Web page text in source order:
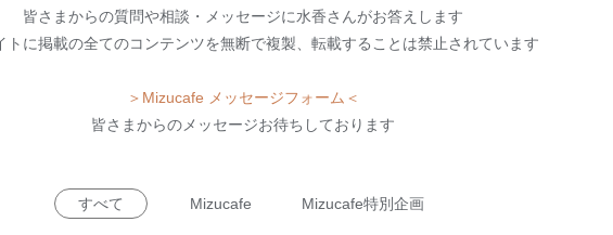
皆さまからの質問や相談・メッセージに水香さんがお答えします
に掲載の全てのコンテンツを無断で複製、転載することは禁止されています
＞Mizucafe メッセージフォーム＜
皆さまからのメッセージお待ちしております
すべて Mizucafe Mizucafe特別企画